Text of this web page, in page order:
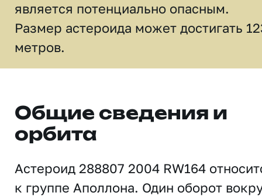
является потенциально опасным.
Размер астероида может достигать
метров.
Общие сведения и
орбита
Астероид 288807 2004 RW164
к группе Аполлона. Один оборот